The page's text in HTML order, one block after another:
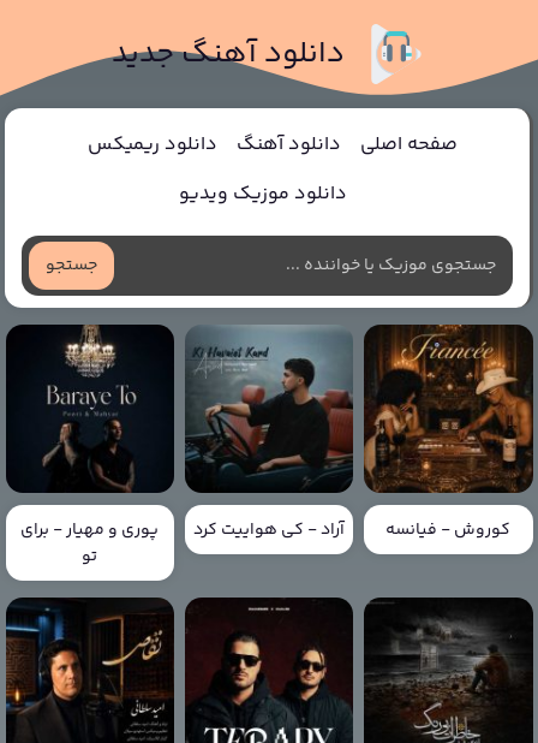
دانلود آهنگ جدید
صفحه اصلی دانلود آهنگ
دانلود ریمیکس
دانلود موزیک ویدیو
جستجو
کوروش - فیانسه آراد - کی هواییت کرد
پوری و مهیار - برای
تو